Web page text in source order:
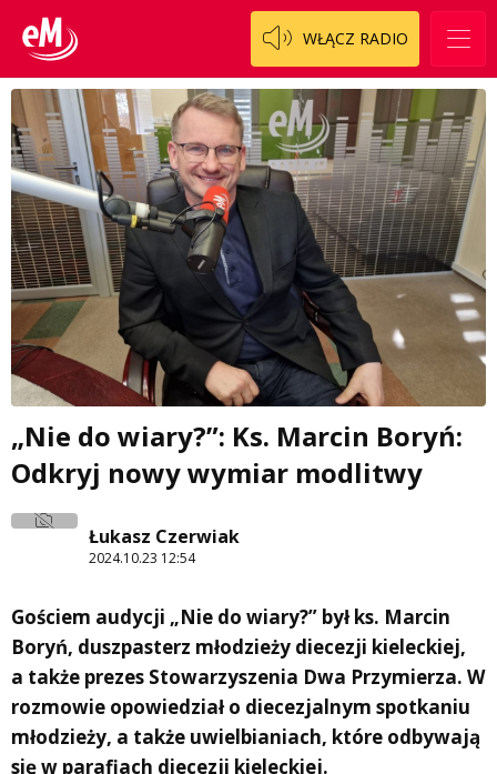
WŁĄCZ RADIO
„Nie do wiary?”: Ks. Marcin Boryń:
Odkryj nowy wymiar modlitwy
Łukasz Czerwiak
2024.10.23 12:54
Gościem audycji „Nie do wiary?” był ks. Marcin
Boryń, duszpasterz młodzieży diecezji kieleckiej,
a także prezes Stowarzyszenia Dwa Przymierza. W
rozmowie opowiedział o diecezjalnym spotkaniu
młodzieży, a także uwielbianiach, które odbywają
się w parafiach diecezji kieleckiej.